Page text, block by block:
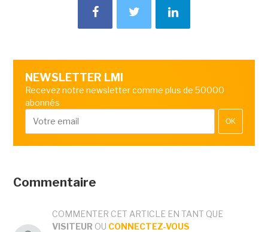
NEWSLETTER LMI
Recevez notre newsletter comme plus de 50000
abonnés
OK
Commentaire
COMMENTER CET ARTICLE EN TANT QUE
VISITEUR OU CONNECTEZ-VOUS